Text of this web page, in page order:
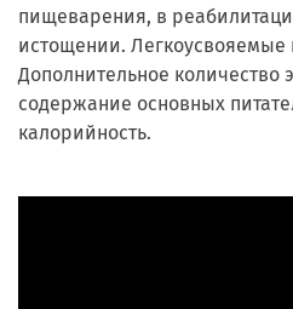
пищеварения, в
истощении. Легкоусвояемые
Дополнительное количество
содержание основных
калорийность.